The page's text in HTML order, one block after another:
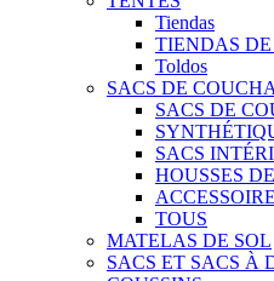
Tiendas
TIENDAS
Toldos
SACS DE
SACS DE
SACS
HOUSSES
TOUS
MATELAS DE SOL
SACS ET SACS À